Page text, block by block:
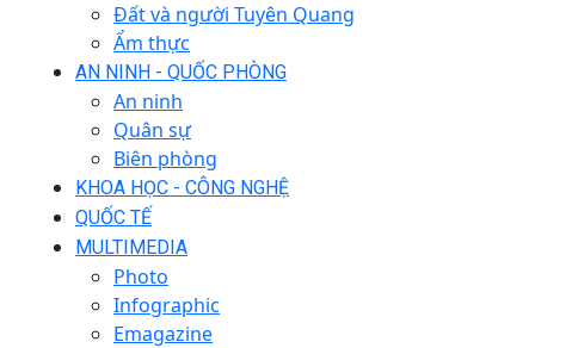
Đất và người Tuyên Quang
Ẩm thực
AN NINH - QUỐC PHÒNG
An ninh
Quân sự
Biên phòng
KHOA HỌC - CÔNG NGHỆ
QUỐC TẾ
MULTIMEDIA
Photo
Infographic
Emagazine